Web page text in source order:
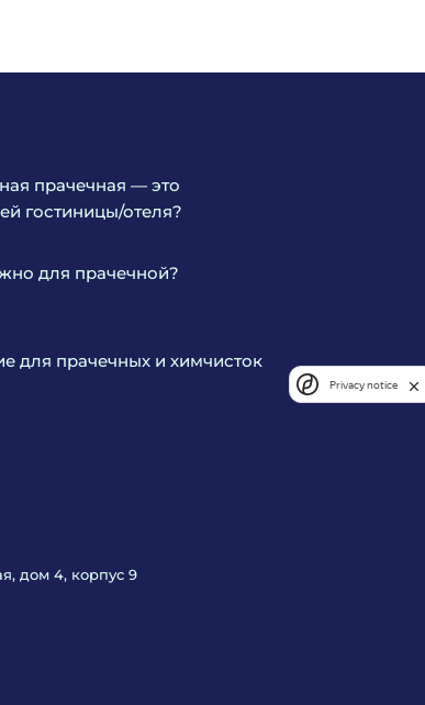
прачечная — это
гостиницы/отеля?
для прачечной?
для прачечных и химчисток
дом 4, корпус 9
Privacy notice